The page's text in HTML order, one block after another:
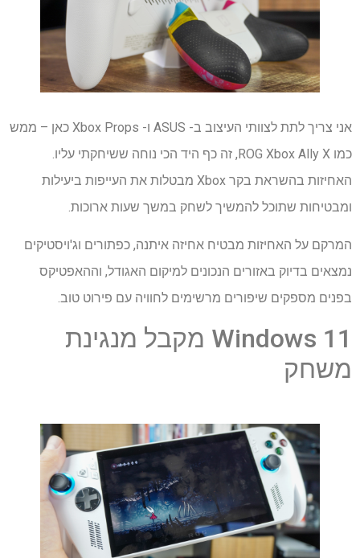
אני צריך לתת לצוותי העיצוב ב- ASUS ו- Xbox Props כאן – ממש
כמו ROG Xbox Ally X, זה כף היד הכי נוחה ששיחקתי עליו.
האחיזות בהשראת בקר Xbox מבטלות את העייפות ביעילות
ומבטיחות שתוכל להמשיך לשחק במשך שעות ארוכות.
המרקם על האחיזות מבטיח אחיזה איתנה, כפתורים וג'ויסטיקים
נמצאים בדיוק באזורים הנכונים למיקום האגודל, וההאפטיקס
בפנים מספקים שיפורים מרשימים לחוויה עם פירוט טוב.
Windows 11 מקבל מנגינת
משחק